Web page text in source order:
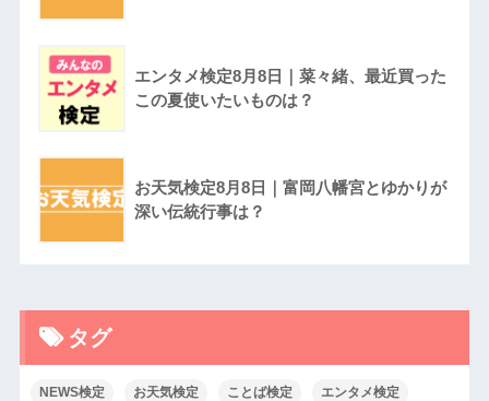
エンタメ検定8月8日｜菜々緒、最近買った
この夏使いたいものは？
お天気検定8月8日｜富岡八幡宮とゆかりが
深い伝統行事は？
タグ
NEWS検定 お天気検定 ことば検定 エンタメ検定